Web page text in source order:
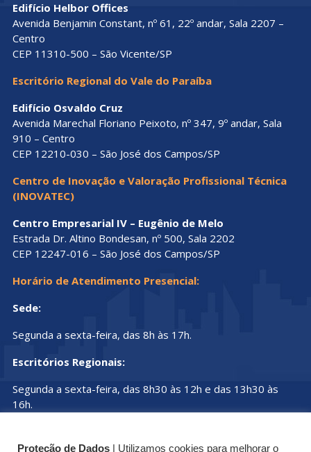
Edifício Helbor Offices
Avenida Benjamin Constant, nº 61, 22º andar, Sala 2207 –
Centro
CEP 11310-500 – São Vicente/SP
Escritório Regional do Vale do Paraíba
Edifício Osvaldo Cruz
Avenida Marechal Floriano Peixoto, nº 347, 9º andar, Sala
910 – Centro
CEP 12210-030 – São José dos Campos/SP
Centro de Inovação e Valoração Profissional Técnica
(INOVATEC)
Centro Empresarial IV – Eugênio de Melo
Estrada Dr. Altino Bondesan, nº 500, Sala 2202
CEP 12247-016 – São José dos Campos/SP
Horário de Atendimento Presencial:
Sede:
Segunda a sexta-feira, das 8h às 17h.
Escritórios Regionais:
Segunda a sexta-feira, das 8h30 às 12h e das 13h30 às
16h.
Proteção de Dados | Utilizamos cookies para melhorar o